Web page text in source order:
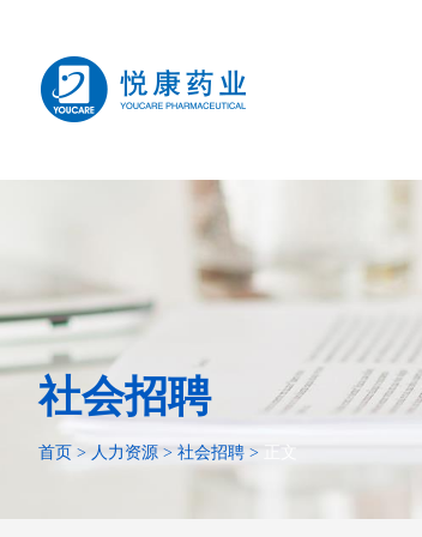
社会招聘
首页 > 人力资源 > 社会招聘 > 正文